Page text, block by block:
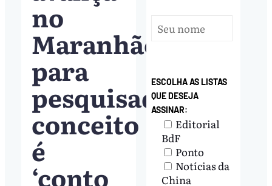
no
Maranhão;
para
pesquisadores,
conceito
é
‘conto
ESCOLHA AS LISTAS
QUE DESEJA
ASSINAR:
Editorial
BdF
Ponto
Notícias da
China